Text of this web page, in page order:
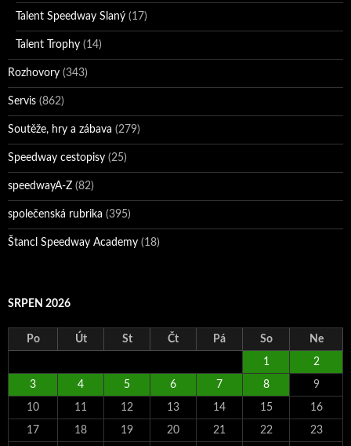
Talent Speedway Slaný (17)
Talent Trophy (14)
Rozhovory (343)
Servis (862)
Soutěže, hry a zábava (279)
Speedway cestopisy (25)
speedwayA-Z (82)
společenská rubrika (395)
Štancl Speedway Academy (18)
SRPEN 2026
Po Út St Čt Pá So Ne
1 2
3 4 5 6 7 8 9
10 11 12 13 14 15 16
17 18 19 20 21 22 23